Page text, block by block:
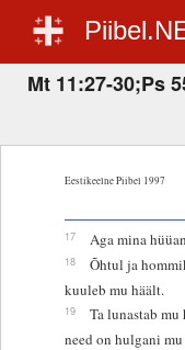
Mt 11:27-30;Ps
Eestikeelne Piibel 1997
17 Aga mina
18
Õhtul ja
kuuleb mu häält.
19
Ta lunastab
need on hulgani mu